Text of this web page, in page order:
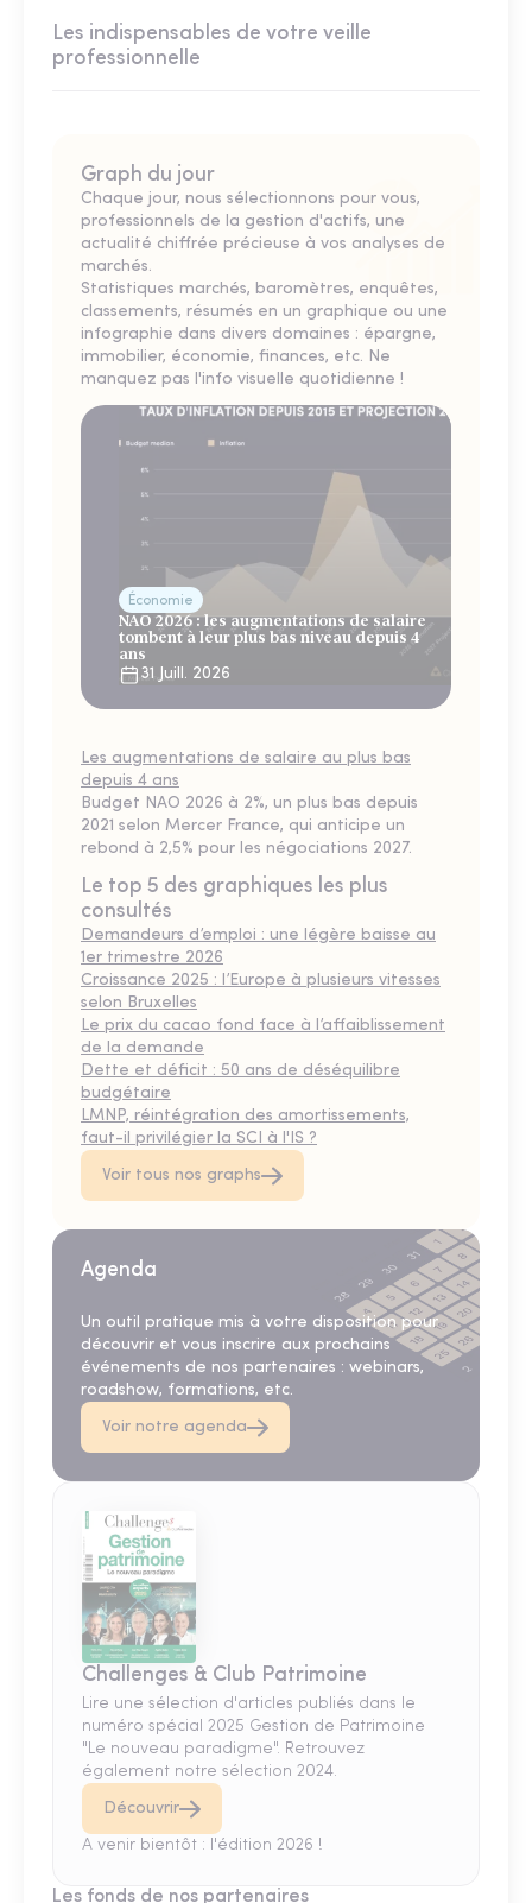
Les indispensables de votre veille
professionnelle
Graph du jour
Chaque jour, nous sélectionnons pour vous,
professionnels de la gestion d'actifs, une
actualité chiffrée précieuse à vos analyses de
marchés.
Statistiques marchés, baromètres, enquêtes,
classements, résumés en un graphique ou une
infographie dans divers domaines : épargne,
immobilier, économie, finances, etc. Ne
manquez pas l'info visuelle quotidienne !
Économie
NAO 2026 : les augmentations de salaire
tombent à leur plus bas niveau depuis 4
ans
31 Juill. 2026
Les augmentations de salaire au plus bas
depuis 4 ans
Budget NAO 2026 à 2%, un plus bas depuis
2021 selon Mercer France, qui anticipe un
rebond à 2,5% pour les négociations 2027.
Le top 5 des graphiques les plus
consultés
Demandeurs d’emploi : une légère baisse au
1er trimestre 2026
Croissance 2025 : l’Europe à plusieurs vitesses
selon Bruxelles
Le prix du cacao fond face à l’affaiblissement
de la demande
Dette et déficit : 50 ans de déséquilibre
budgétaire
LMNP, réintégration des amortissements,
faut-il privilégier la SCI à l'IS ?
Voir tous nos graphs
Agenda
Un outil pratique mis à votre disposition pour
découvrir et vous inscrire aux prochains
événements de nos partenaires : webinars,
roadshow, formations, etc.
Voir notre agenda
Challenges & Club Patrimoine
Lire une sélection d'articles publiés dans le
numéro spécial 2025 Gestion de Patrimoine
"Le nouveau paradigme". Retrouvez
également notre sélection 2024.
Découvrir
A venir bientôt : l'édition 2026 !
Les fonds de nos partenaires